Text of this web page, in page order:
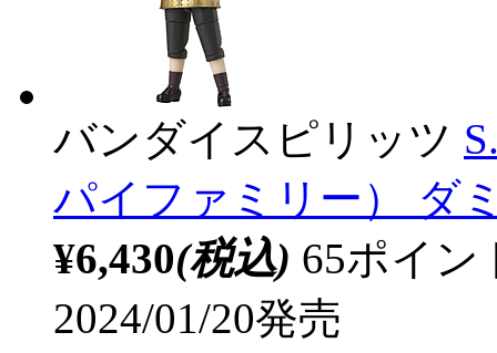
バンダイスピリッツ
パイファミリー） ダ
¥6,430(税込) 65ポイ
2024/01/20発売